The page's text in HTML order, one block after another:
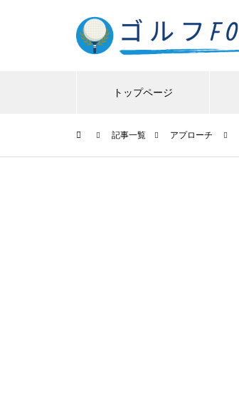
トップページ
記事一覧 アプローチ